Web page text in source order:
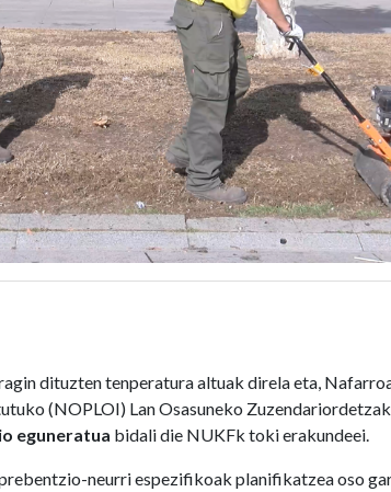
dituzten tenperatura altuak direla eta,
(NOPLOI) Lan Osasuneko Zuzendariordetzak
eguneratua bidali die NUKFk toki erakundeei.
neurri espezifikoak planifikatzea oso